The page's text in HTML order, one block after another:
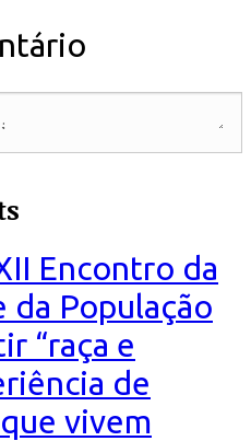
Encontro da
da População
“raça e
de
vivem